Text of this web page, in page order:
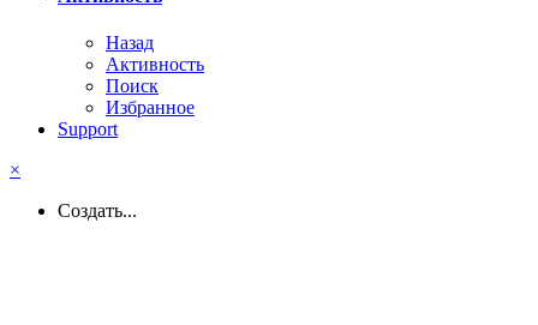
Назад
Активность
Поиск
Избранное
Support
×
Создать...